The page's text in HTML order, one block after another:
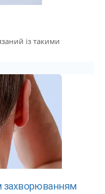
із такими
захворюванням